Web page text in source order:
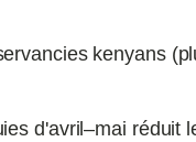
kenyans
d'avril–mai réduit